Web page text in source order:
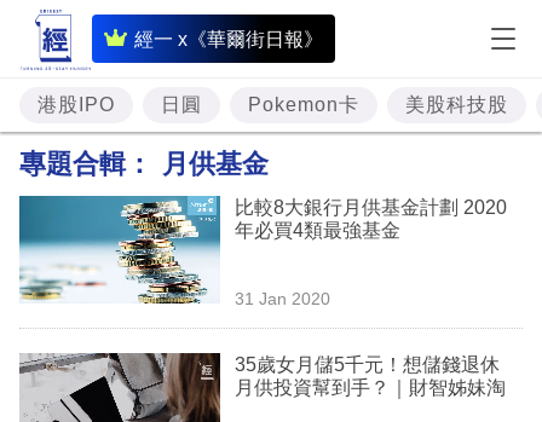
經一 x《華爾街日報》
即
時
財
經
題
投
資
樓
市
港股IPO 日圓 Pokemon卡 美股科技股
專題合輯： 月供基金
比較8大銀行月供基金計劃 2020
年必買4類最強基金
31 Jan 2020
35歲女月儲5千元！想儲錢退休
月供投資幫到手？｜財智姊妹淘